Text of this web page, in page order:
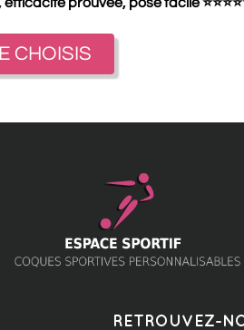
CHOISIS
RETROUVEZ-